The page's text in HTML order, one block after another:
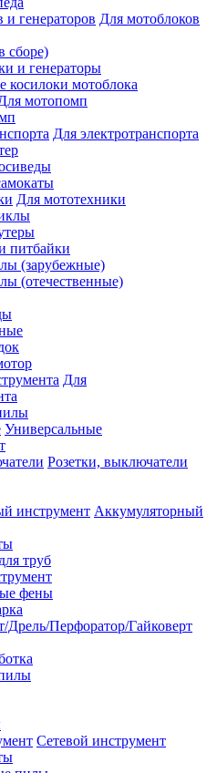
Для мотоблоков
сборе)
и генераторы
косилоки мотоблока
мотопомп
Для электротранспорта
Для мототехники
питбайки
(зарубежные)
(отечественные)
Для
Универсальные
Розетки, выключатели
Аккумуляторный
труб
фены
Дрель/Перфоратор/Гайковерт
Сетевой инструмент